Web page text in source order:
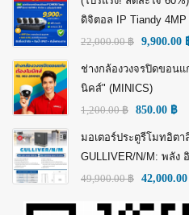
ดิจิตอล IP Tiandy
22,000.00฿ 9,900.00
ช่างกล้องวงจรปิดขอน
นิคส์" (MINICS)
1,200.00฿ 850.00 ฿
มอเตอร์ประตูรีโมทอิต
GULLIVER/N/M: พลัง
49,900.00฿ 42,000.00